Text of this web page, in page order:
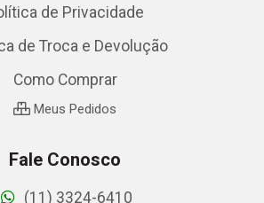
de Privacidade
de Troca e Devolução
Como Comprar
Meus Pedidos
Fale Conosco
(11) 3324-6410